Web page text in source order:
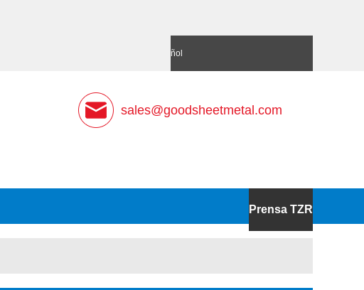
Español
sales@goodsheetmetal.com
Prensa TZR